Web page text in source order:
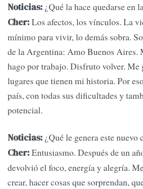
Noticias: ¿Qué la hace quedarse en
Cher:Los afectos, los vínculos. La
mínimo para vivir, lo demás sobra.
de la Argentina: Amo Buenos Aires.
hago por trabajo. Disfruto volver. Me
lugares que tienen mi historia. Por
país, con todas sus dificultades y
potencial.
Noticias: ¿Qué le genera este nuevo
Cher:Entusiasmo. Después de un
devolvió el foco, energía y alegría.
crear, hacer cosas que sorprendan,